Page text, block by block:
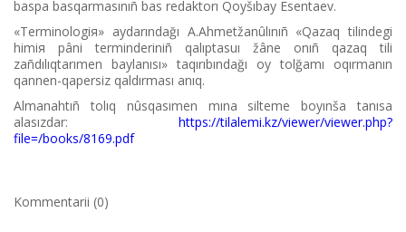
baspa basqarmasınıñ bas redaktorı Qoyšıbay Esentaev.
«Terminologiя» aydarındağı A.Ahmetžanûlınıñ «Qazaq tіlіndegі
himiя pânі terminderіnіñ qalıptasuı žâne onıñ qazaq tіlі
zañdılıqtarımen baylanısı» taqırıbındağı oy tolğamı oqırmanın
qannen-qapersіz qaldırması anıq.
Almanahtıñ tolıq nûsqasımen mına sіlteme boyınša tanısa
alasızdar: https://tilalemi.kz/viewer/viewer.php?
file=/books/8169.pdf
Kommentarii (0)